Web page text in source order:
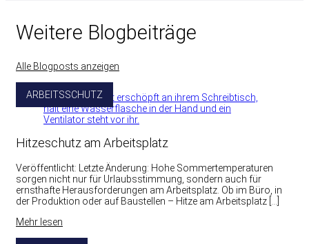
Weitere Blogbeiträge
Alle Blogposts anzeigen
ARBEITSSCHUTZ
Hitzeschutz am Arbeitsplatz
Veröffentlicht: Letzte Änderung: Hohe Sommertemperaturen
sorgen nicht nur für Urlaubsstimmung, sondern auch für
ernsthafte Herausforderungen am Arbeitsplatz. Ob im Büro, in
der Produktion oder auf Baustellen – Hitze am Arbeitsplatz […]
Mehr lesen